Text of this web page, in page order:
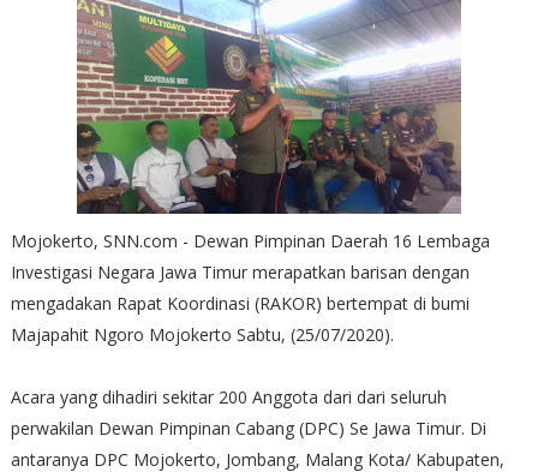
Mojokerto, SNN.com - Dewan Pimpinan Daerah 16 Lembaga
Investigasi Negara Jawa Timur merapatkan barisan dengan
mengadakan Rapat Koordinasi (RAKOR) bertempat di bumi
Majapahit Ngoro Mojokerto Sabtu, (25/07/2020).
Acara yang dihadiri sekitar 200 Anggota dari dari seluruh
perwakilan Dewan Pimpinan Cabang (DPC) Se Jawa Timur. Di
antaranya DPC Mojokerto, Jombang, Malang Kota/ Kabupaten,